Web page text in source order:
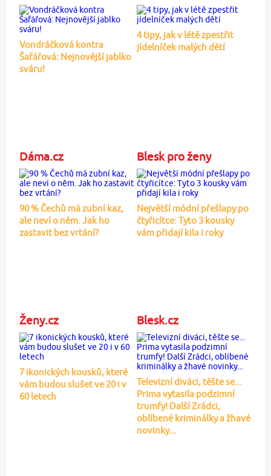
Vondráčková kontra
Šafářová: Nejnovější jablko
sváru!
4 tipy, jak v létě zpestřit
jídelníček malých dětí
Dáma.cz
90 % Čechů má zubní kaz,
ale neví o něm. Jak ho
zastavit bez vrtání?
Blesk pro ženy
Největší módní přešlapy po
čtyřicítce: Tyto 3 kousky
vám přidají kila i roky
Ženy.cz
7 ikonických kousků, které
vám budou slušet ve 20 i v
60 letech
Blesk.cz
Televizní diváci, těšte se...
Prima vytasila podzimní
trumfy! Další Zrádci,
oblíbené kriminálky a žhavé
novinky...